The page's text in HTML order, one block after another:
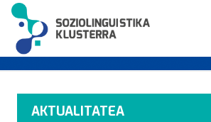
AKTUALITATEA